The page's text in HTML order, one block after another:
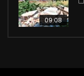
09:08